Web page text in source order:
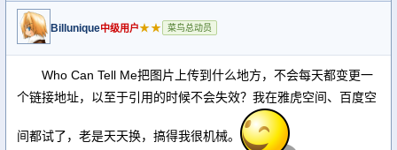
Billunique中级用户★★ 菜鸟总动员
Who Can Tell Me把图片上传到什么地方，不会每天都变更一
个链接地址，以至于引用的时候不会失效？我在雅虎空间、百度空
间都试了，老是天天换，搞得我很机械。